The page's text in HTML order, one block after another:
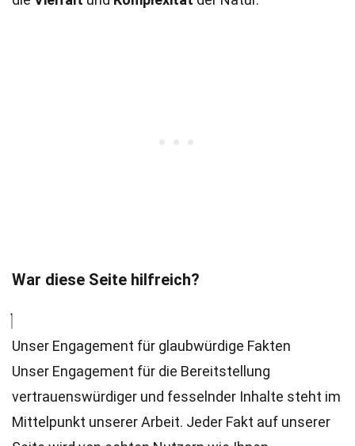
War diese Seite hilfreich?
Unser Engagement für glaubwürdige Fakten
Unser Engagement für die Bereitstellung
vertrauenswürdiger und fesselnder Inhalte steht im
Mittelpunkt unserer Arbeit. Jeder Fakt auf unserer